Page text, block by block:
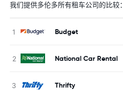
我们提供多伦多所有租车公司的比较：
Budget
National Car Rental
Thrifty